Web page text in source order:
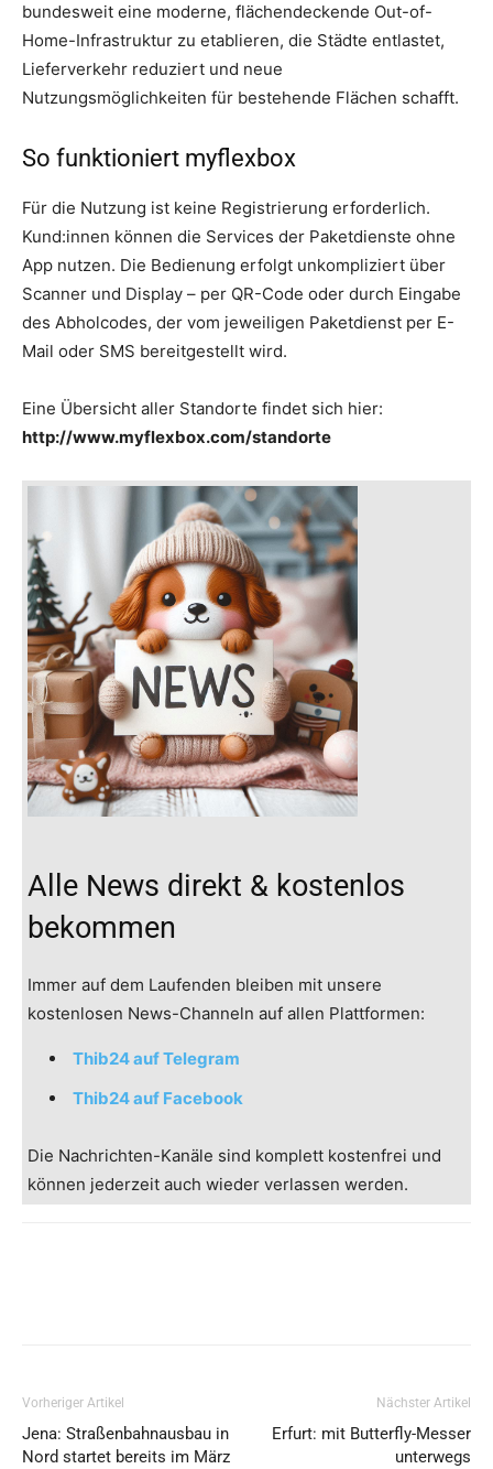
bundesweit eine moderne, flächendeckende Out-of-
Home-Infrastruktur zu etablieren, die Städte entlastet,
Lieferverkehr reduziert und neue
Nutzungsmöglichkeiten für bestehende Flächen schafft.
So funktioniert myflexbox
Für die Nutzung ist keine Registrierung erforderlich.
Kund:innen können die Services der Paketdienste ohne
App nutzen. Die Bedienung erfolgt unkompliziert über
Scanner und Display – per QR-Code oder durch Eingabe
des Abholcodes, der vom jeweiligen Paketdienst per E-
Mail oder SMS bereitgestellt wird.
Eine Übersicht aller Standorte findet sich hier:
http://www.myflexbox.com/standorte
Alle News direkt & kostenlos
bekommen
Immer auf dem Laufenden bleiben mit unsere
kostenlosen News-Channeln auf allen Plattformen:
Thib24 auf Telegram
Thib24 auf Facebook
Die Nachrichten-Kanäle sind komplett kostenfrei und
können jederzeit auch wieder verlassen werden.
Vorheriger Artikel
Jena: Straßenbahnausbau in
Nord startet bereits im März
Nächster Artikel
Erfurt: mit Butterfly-Messer
unterwegs